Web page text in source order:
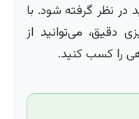
در نظر گرفته شود. با
دقیق، می‌توانید از
را کسب کنید.